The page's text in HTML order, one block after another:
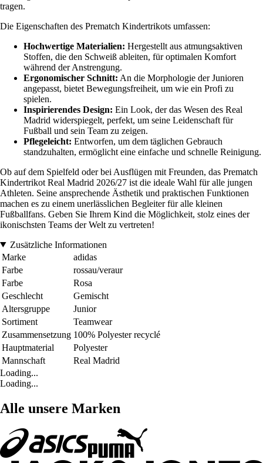
tragen.
Die Eigenschaften des Prematch Kindertrikots umfassen:
Hochwertige Materialien: Hergestellt aus atmungsaktiven
Stoffen, die den Schweiß ableiten, für optimalen Komfort
während der Anstrengung.
Ergonomischer Schnitt: An die Morphologie der Junioren
angepasst, bietet Bewegungsfreiheit, um wie ein Profi zu
spielen.
Inspirierendes Design: Ein Look, der das Wesen des Real
Madrid widerspiegelt, perfekt, um seine Leidenschaft für
Fußball und sein Team zu zeigen.
Pflegeleicht: Entworfen, um dem täglichen Gebrauch
standzuhalten, ermöglicht eine einfache und schnelle Reinigung.
Ob auf dem Spielfeld oder bei Ausflügen mit Freunden, das Prematch
Kindertrikot Real Madrid 2026/27 ist die ideale Wahl für alle jungen
Athleten. Seine ansprechende Ästhetik und praktischen Funktionen
machen es zu einem unerlässlichen Begleiter für alle kleinen
Fußballfans. Geben Sie Ihrem Kind die Möglichkeit, stolz eines der
ikonischsten Teams der Welt zu vertreten!
Zusätzliche Informationen
Marke
adidas
Farbe
rossau/veraur
Farbe
Rosa
Geschlecht
Gemischt
Altersgruppe
Junior
Sortiment
Teamwear
Zusammensetzung 100% Polyester recyclé
Hauptmaterial
Polyester
Mannschaft
Real Madrid
Loading...
Loading...
Alle unsere Marken